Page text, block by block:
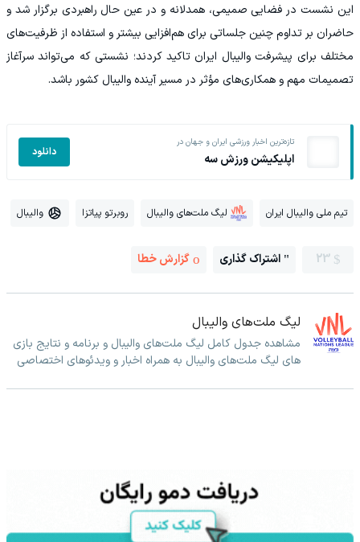
این نشست در فضایی صمیمی، همدلانه و در عین حال راهبردی برگزار شد و
حاضران بر تداوم چنین جلساتی برای هم‌افزایی بیشتر و استفاده از ظرفیت‌های
مختلف برای پیشرفت والیبال ایران تاکید کردند؛ نشستی که می‌تواند سرآغاز
تصمیمات مهم و همکاری‌های مؤثر در مسیر آینده والیبال کشور باشد.
تازه‌ترین اخبار ورزشی ایران و جهان در
اپلیکیشن ورزش سه دانلود
تیم ملی والیبال ایران لیگ ملت‌های والیبال روبرتو پیاتزا والیبال
23 اشتراک گذاری گزارش خطا
لیگ ملت‌های والیبال
مشاهده جدول کامل لیگ ملت‌های والیبال و برنامه و نتایج بازی
های لیگ ملت‌های والیبال به همراه اخبار و ویدئوهای اختصاصی